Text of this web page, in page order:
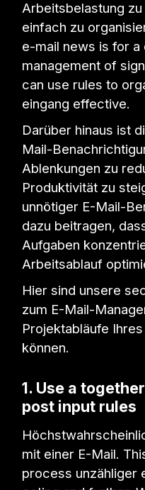
Arbeitsbelastung
einfach zu
e-mail news is for
management of
can use rules to
eingang effective.
Darüber hinaus ist
Mail-
Ablenkungen zu
Produktivität zu
unnötiger E-Mail-
dazu beitragen,
Aufgaben
Arbeitsablauf
Hier sind unsere
zum E-Mail-
Projektabläufe
können.
1. Use a
post input rules
mit einer E-Mail.
process unzähliger